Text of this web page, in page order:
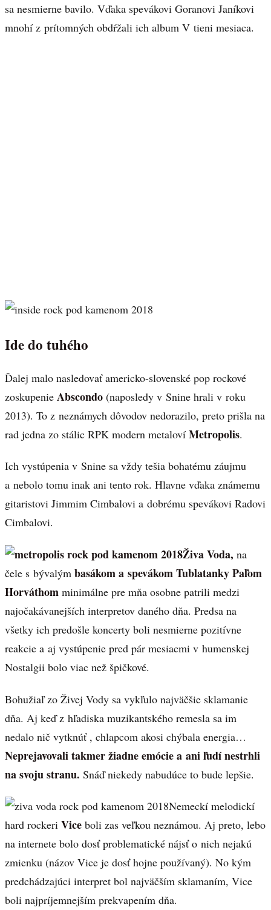
sa nesmierne bavilo. Vďaka spevákovi Goranovi Janíkovi
mnohí z prítomných obdŕžali ich album V tieni mesiaca.
Ide do tuhého
Ďalej malo nasledovať americko-slovenské pop rockové
zoskupenie Abscondo (naposledy v Snine hrali v roku
2013). To z neznámych dôvodov nedorazilo, preto prišla na
rad jedna zo stálic RPK modern metaloví Metropolis.
Ich vystúpenia v Snine sa vždy tešia bohatému záujmu
a nebolo tomu inak ani tento rok. Hlavne vďaka známemu
gitaristovi Jimmim Cimbalovi a dobrému spevákovi Radovi
Cimbalovi.
Živa Voda, na
čele s bývalým basákom a spevákom Tublatanky Paľom
Horváthom minimálne pre mňa osobne patrili medzi
najočakávanejších interpretov daného dňa. Predsa na
všetky ich predošle koncerty boli nesmierne pozitívne
reakcie a aj vystúpenie pred pár mesiacmi v humenskej
Nostalgii bolo viac než špičkové.
Bohužiaľ zo Živej Vody sa vykľulo najväčšie sklamanie
dňa. Aj keď z hľadiska muzikantského remesla sa im
nedalo nič vytknúť , chlapcom akosi chýbala energia…
Neprejavovali takmer žiadne emócie a ani ľudí nestrhli
na svoju stranu. Snáď niekedy nabudúce to bude lepšie.
Nemeckí melodickí
hard rockeri Vice boli zas veľkou neznámou. Aj preto, lebo
na internete bolo dosť problematické nájsť o nich nejakú
zmienku (názov Vice je dosť hojne používaný). No kým
predchádzajúci interpret bol najväčším sklamaním, Vice
boli najpríjemnejším prekvapením dňa.